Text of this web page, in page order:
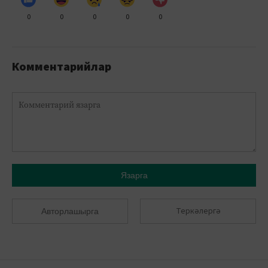
0 0 0 0 0
Комментарийлар
Язарга
Авторлашырга Теркәлергә